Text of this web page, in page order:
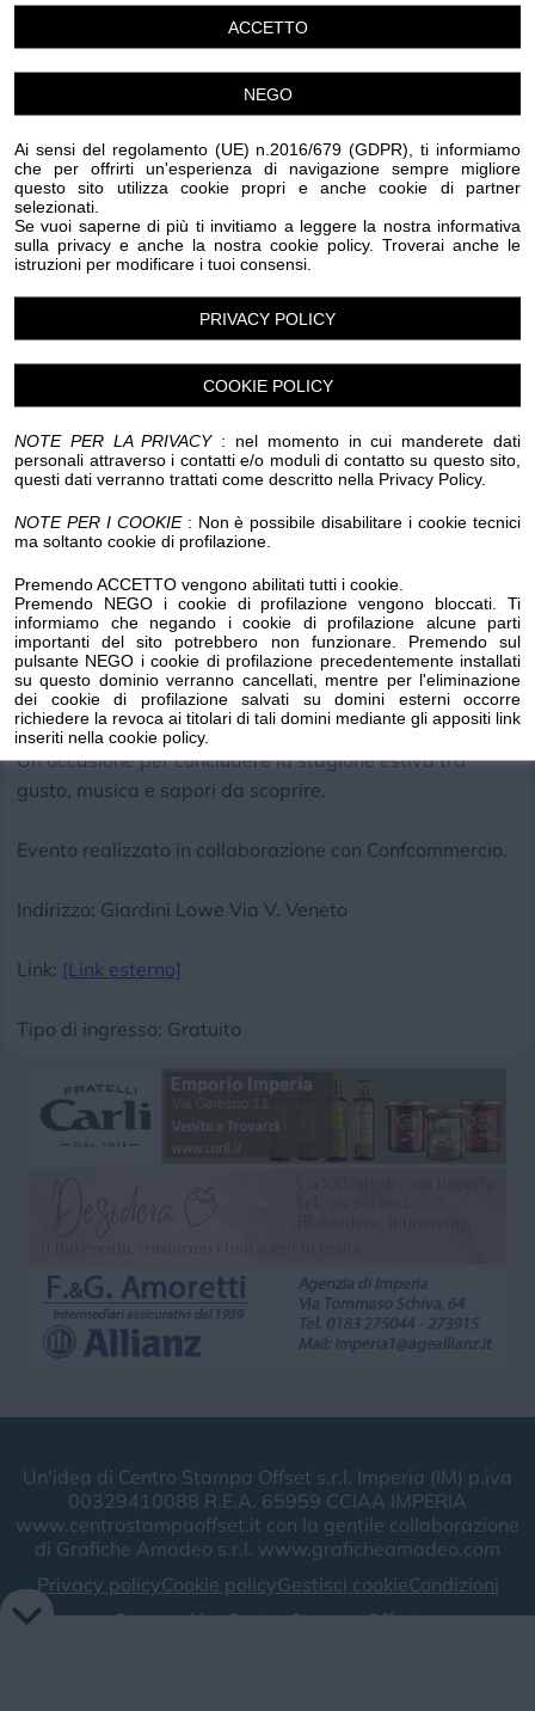
ACCETTO
NEGO
Ai sensi del regolamento (UE) n.2016/679 (GDPR), ti informiamo
che per offrirti un'esperienza di navigazione sempre migliore
questo sito utilizza cookie propri e anche cookie di partner
selezionati.
Se vuoi saperne di più ti invitiamo a leggere la nostra informativa
sulla privacy e anche la nostra cookie policy. Troverai anche le
istruzioni per modificare i tuoi consensi.
PRIVACY POLICY
COOKIE POLICY
NOTE PER LA PRIVACY: nel momento in cui manderete dati
personali attraverso i contatti e/o moduli di contatto su questo sito,
questi dati verranno trattati come descritto nella Privacy Policy.
NOTE PER I COOKIE: Non è possibile disabilitare i cookie tecnici
ma soltanto cookie di profilazione.
Premendo ACCETTO vengono abilitati tutti i cookie.
Premendo NEGO i cookie di profilazione vengono bloccati. Ti
informiamo che negando i cookie di profilazione alcune parti
importanti del sito potrebbero non funzionare. Premendo sul
pulsante NEGO i cookie di profilazione precedentemente installati
su questo dominio verranno cancellati, mentre per l'eliminazione
dei cookie di profilazione salvati su domini esterni occorre
richiedere la revoca ai titolari di tali domini mediante gli appositi link
inseriti nella cookie policy.
Bordighera
Luogo dell'evento su Google Maps
Condividi:
Dal 3 al 5 settembre, i Giardini Lowe ospitano
BEERinBÒ, la rassegna enogastronomica dedicata alla
birra artigianale e ai sapori del territorio.
Tre serate all'insegna della convivialità, con birrifici
selezionati, proposte gastronomiche pensate per
valorizzare i prodotti locali e un'atmosfera informale da
vivere all'aperto nel cuore della città.
Musica dal vivo, incontri e momenti di intrattenimento
accompagnano un appuntamento che celebra la qualità
delle produzioni artigianali e il piacere di stare insieme.
Un'occasione per concludere la stagione estiva tra
gusto, musica e sapori da scoprire.
Evento realizzato in collaborazione con Confcommercio.
Indirizzo: Giardini Lowe Via V. Veneto
Link: [Link esterno]
Tipo di ingresso: Gratuito
Un'idea di Centro Stampa Offset s.r.l. Imperia (IM) p.iva
00329410088 R.E.A. 65959 CCIAA IMPERIA
www.centrostampaoffset.it con la gentile collaborazione
di Grafiche Amadeo s.r.l. www.graficheamadeo.com
Privacy policyCookie policyGestisci cookieCondizioni
Powered byCentro Stampa Offset